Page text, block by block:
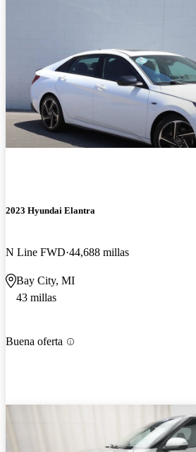
2023 Hyundai Elantra
N Line FWD 44,688 millas
Bay City, MI
43 millas
Buena oferta